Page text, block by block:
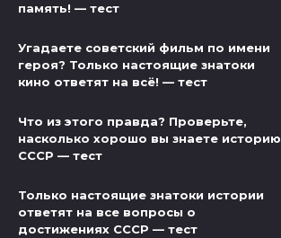
память! — тест
Угадаете советский фильм по имени
героя? Только настоящие знатоки
кино ответят на всё! — тест
Что из этого правда? Проверьте,
насколько хорошо вы знаете историю
СССР — тест
Только настоящие знатоки истории
ответят на все вопросы о
достижениях СССР — тест